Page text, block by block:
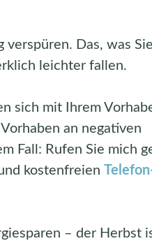
Das, was
leichter fallen.
sich mit Ihrem
an negativen
Fall: Rufen Sie mich
kostenfreien
– der Herbst